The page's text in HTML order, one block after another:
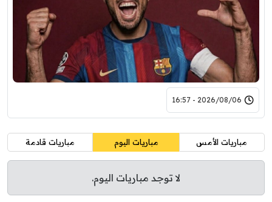
2026/08/06 - 16:57
مباريات الأمس مباريات اليوم مباريات قادمة
لا توجد مباريات اليوم.